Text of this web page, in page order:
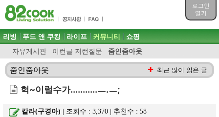
로그인
열기
목차
주메뉴 바로가기
컨텐츠 바로가기
검색 바로가기
로그인 바로가기
주메뉴
리빙 푸드 앤 쿠킹 라이프 커뮤니티
자유게시판 이런글 저런질문 줌인줌아웃
쇼핑
줌인줌아웃 최근 많이 읽은 글
헉~이럴수가...........ㅡ.ㅡ;
칼라(구경아) | 조회수 : 3,370 | 추천수 :58